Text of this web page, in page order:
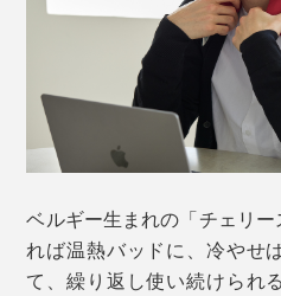
ベルギー生まれの「チェリ
れば温熱バッドに、冷やせ
て、繰り返し使い続けられ